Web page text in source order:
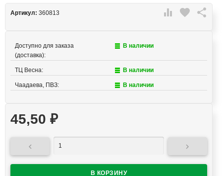
 favorite 
Артикул: 360813
Доступно для заказа
(доставка):
В наличии
ТЦ Весна: В наличии
Чаадаева, ПВЗ: В наличии
45,50 ₽
 